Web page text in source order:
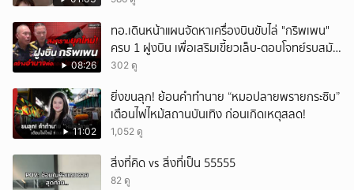
08:26
ทอ.เดินหน้าแผนจัดหาเครื่องบินขับไล่ "กริพเพน"
ครบ 1 ฝูงบิน เพื่อเสริมเขี้ยวเล็บ-ตอบโจทย์รบสมัย
ใหม่
302 ดู
11:02
ยิ่งขนลุก! ย้อนคำทำนาย “หมอปลายพรายกระซิบ”
เตือนไฟไหม้สถานบันเทิง ก่อนเกิดเหตุสลด!
1,052 ดู
สิ่งที่คิด vs สิ่งที่เป็น 55555
82 ดู